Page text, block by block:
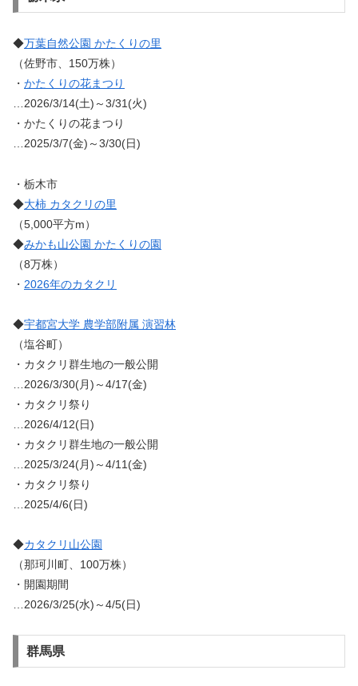
◆万葉自然公園 かたくりの里
（佐野市、150万株）
・ かたくりの花まつり
…2026/3/14(土)～3/31(火)
・かたくりの花まつり
…2025/3/7(金)～3/30(日)
・栃木市
◆大柿 カタクリの里
（5,000平方m）
◆みかも山公園 かたくりの園
（8万株）
・ 2026年のカタクリ
◆宇都宮大学 農学部附属 演習林
（塩谷町）
・カタクリ群生地の一般公開
…2026/3/30(月)～4/17(金)
・カタクリ祭り
…2026/4/12(日)
・カタクリ群生地の一般公開
…2025/3/24(月)～4/11(金)
・カタクリ祭り
…2025/4/6(日)
◆カタクリ山公園
（那珂川町、100万株）
・開園期間
…2026/3/25(水)～4/5(日)
群馬県